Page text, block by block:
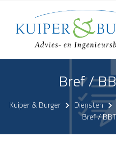
content
Bref /
Kuiper & Burger Diensten
Bref /